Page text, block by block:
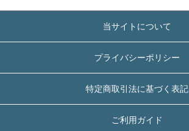
当サイトについて
プライバシーポリシー
特定商取引法に基づく表記
ご利用ガイド